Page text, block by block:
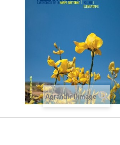
Agrandir l'image